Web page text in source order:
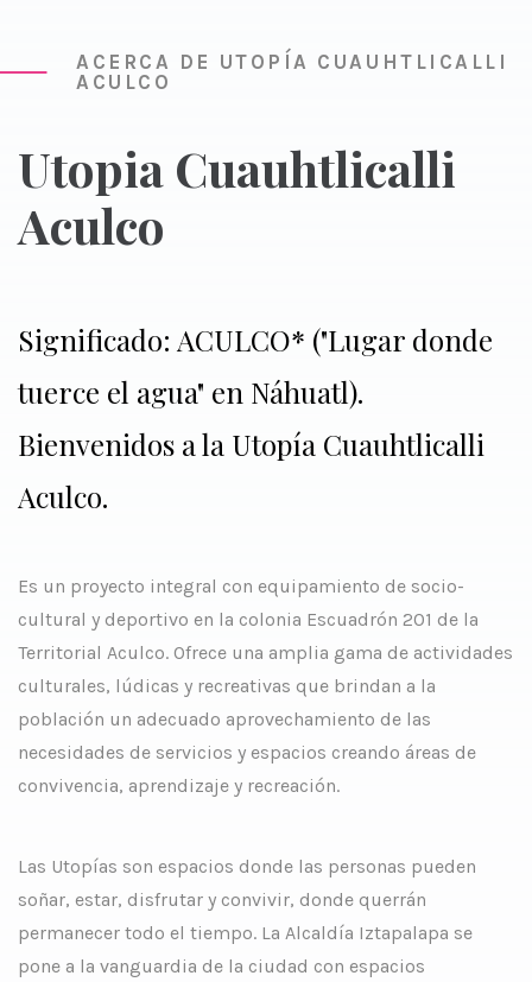
ACERCA DE UTOPÍA CUAUHTLICALLI
ACULCO
Utopia Cuauhtlicalli
Aculco
Significado: ACULCO* ("Lugar donde
tuerce el agua" en Náhuatl).
Bienvenidos a la Utopía Cuauhtlicalli
Aculco.
Es un proyecto integral con equipamiento de socio-
cultural y deportivo en la colonia Escuadrón 201 de la
Territorial Aculco. Ofrece una amplia gama de actividades
culturales, lúdicas y recreativas que brindan a la
población un adecuado aprovechamiento de las
necesidades de servicios y espacios creando áreas de
convivencia, aprendizaje y recreación.
Las Utopías son espacios donde las personas pueden
soñar, estar, disfrutar y convivir, donde querrán
permanecer todo el tiempo. La Alcaldía Iztapalapa se
pone a la vanguardia de la ciudad con espacios